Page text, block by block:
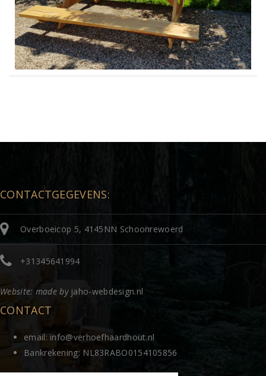
CONTACTGEGEVENS:
Overboeicop 5, 4145NN Schoonrewoerd
+31345641994
Website: made by jaho-webdesign.nl
CONTACT
email: info@verhoefhaardhout.nl
Bankrekening: NL83RABO0154105856